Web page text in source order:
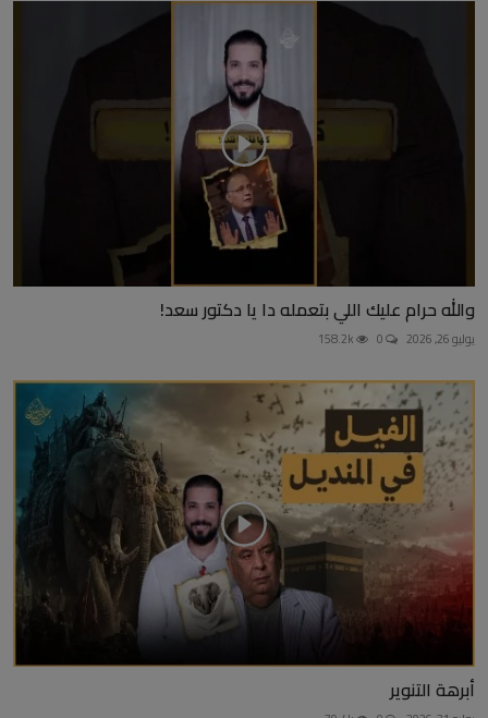
والله حرام عليك اللي بتعمله دا يا دكتور سعد!
يوليو 26, 2026
أبرهة التنوير